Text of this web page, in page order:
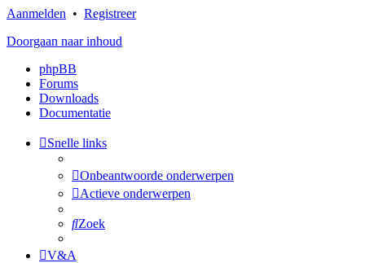
Aanmelden • Registreer
Doorgaan naar inhoud
phpBB
Forums
Downloads
Documentatie
Snelle links
Onbeantwoorde onderwerpen
Actieve onderwerpen
Zoek
V&A